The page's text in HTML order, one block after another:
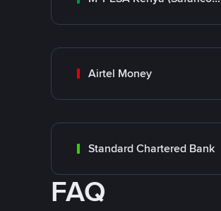
Airtel Money
Standard Chartered Bank
FAQ